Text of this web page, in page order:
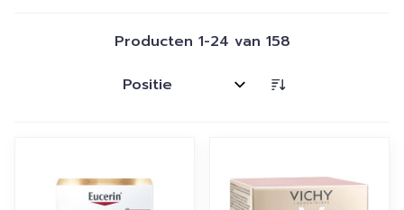
Producten 1-24 van 158
Sorteer op: